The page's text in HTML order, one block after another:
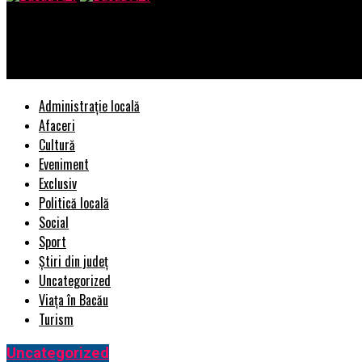
Administrație locală
Afaceri
Cultură
Eveniment
Exclusiv
Politică locală
Social
Sport
Știri din județ
Uncategorized
Viața în Bacău
Turism
Uncategorized